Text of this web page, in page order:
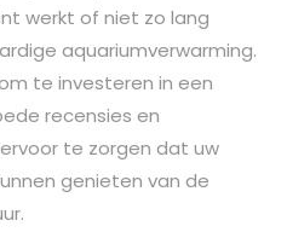
werkt of niet zo lang
aquariumverwarming.
te investeren in een
recensies en
te zorgen dat uw
genieten van de